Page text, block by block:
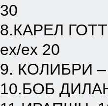
30
8.КAРЕЛ ГОТТ
ex/ex 20
9. КОЛИБРИ –
10.БОБ